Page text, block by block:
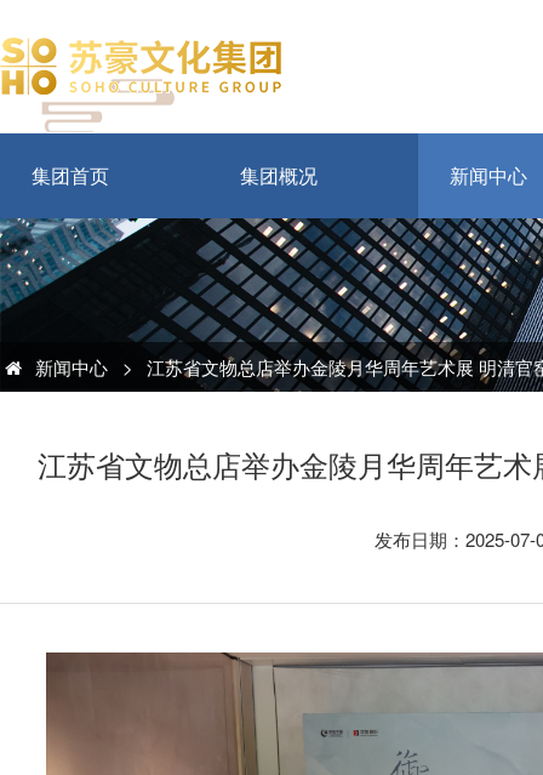
集团首页 集团概况 新闻中心
新闻中心 > 江苏省文物总店举办金陵月华周年艺术展 明清官
江苏省文物总店举办金陵月华周年艺
发布日期：2025-